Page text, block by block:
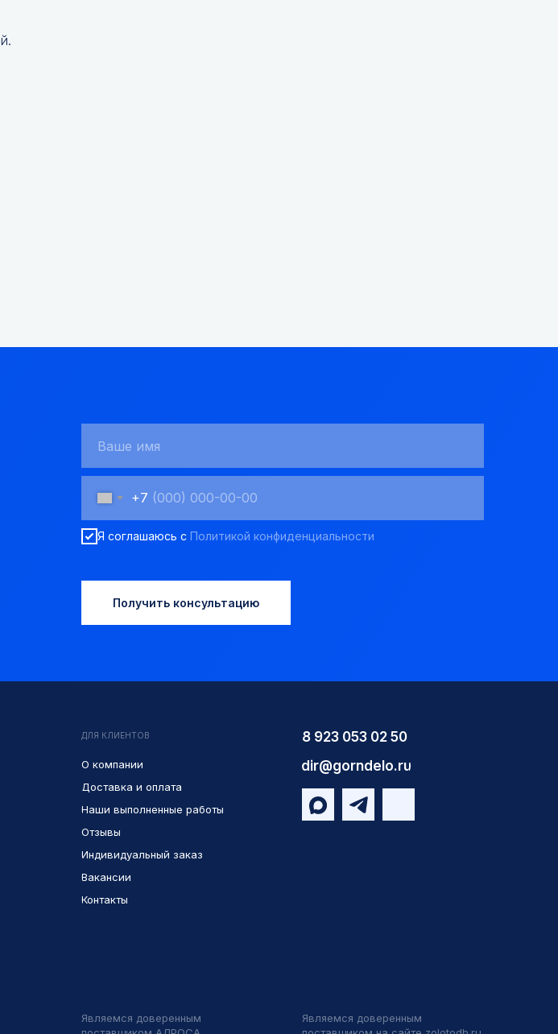
+7
Я соглашаюсь с Политикой конфиденциальности
Получить консультацию
8 923 053 02 50
О компании
ДЛЯ КЛИЕНТОВ
Доставка и оплата
Наши выполненные работы
Отзывы
Индивидуальный заказ
Вакансии
Контакты
Являемся доверенным
dir@gorndelo.ru
Являемся доверенным